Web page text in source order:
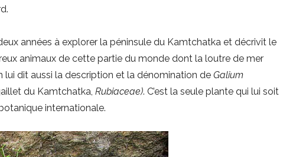
années à explorer la péninsule du Kamtchatka et décrivit le
animaux de cette partie du monde dont la loutre de mer
lui dit aussi la description et la dénomination deGalium
du Kamtchatka,Rubiaceae). C’est la seule plante qui lui soit
internationale.